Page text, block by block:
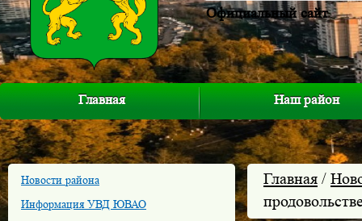
Официальный сайт
Главная Наш район
Новости района
Информация УВД ЮВАО
Главная /